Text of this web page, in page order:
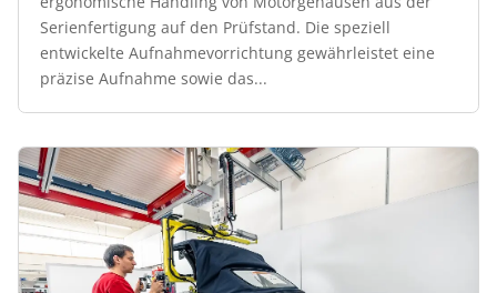
Serienfertigung auf den Prüfstand. Die speziell
entwickelte Aufnahmevorrichtung gewährleistet eine
präzise Aufnahme sowie das...